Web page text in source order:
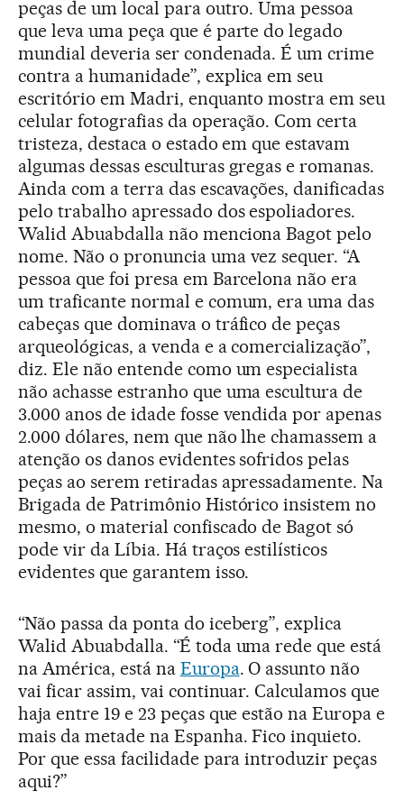
peças de um local para outro. Uma pessoa
que leva uma peça que é parte do legado
mundial deveria ser condenada. É um crime
contra a humanidade”, explica em seu
escritório em Madri, enquanto mostra em seu
celular fotografias da operação. Com certa
tristeza, destaca o estado em que estavam
algumas dessas esculturas gregas e romanas.
Ainda com a terra das escavações, danificadas
pelo trabalho apressado dos espoliadores.
Walid Abuabdalla não menciona Bagot pelo
nome. Não o pronuncia uma vez sequer. “A
pessoa que foi presa em Barcelona não era
um traficante normal e comum, era uma das
cabeças que dominava o tráfico de peças
arqueológicas, a venda e a comercialização”,
diz. Ele não entende como um especialista
não achasse estranho que uma escultura de
3.000 anos de idade fosse vendida por apenas
2.000 dólares, nem que não lhe chamassem a
atenção os danos evidentes sofridos pelas
peças ao serem retiradas apressadamente. Na
Brigada de Patrimônio Histórico insistem no
mesmo, o material confiscado de Bagot só
pode vir da Líbia. Há traços estilísticos
evidentes que garantem isso.
“Não passa da ponta do iceberg”, explica
Walid Abuabdalla. “É toda uma rede que está
na América, está na Europa. O assunto não
vai ficar assim, vai continuar. Calculamos que
haja entre 19 e 23 peças que estão na Europa e
mais da metade na Espanha. Fico inquieto.
Por que essa facilidade para introduzir peças
aqui?”